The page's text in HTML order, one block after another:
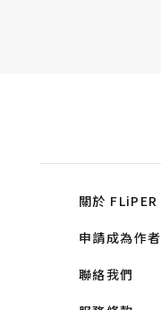
關於 FLiPER
申請成為作者
聯絡我們